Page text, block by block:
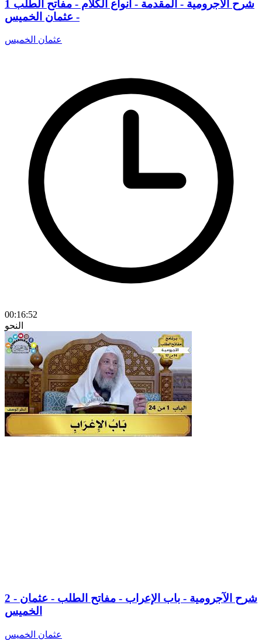
1 شرح الآجرومية - المقدمة - أنواع الكلام - مفاتح الطلب
- عثمان الخميس
عثمان الخميس
00:16:52
النحو
2 - شرح الآجرومية - باب الإعراب - مفاتح الطلب - عثمان
الخميس
عثمان الخميس